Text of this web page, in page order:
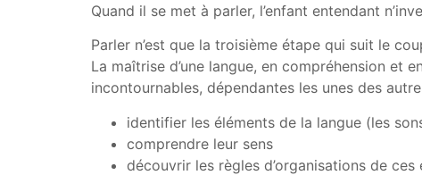
Quand il se met à parler, l’enfant entendant
Parler n’est que la troisième étape qui suit le
La maîtrise d’une langue, en compréhension et
incontournables, dépendantes les unes des
identifier les éléments de la langue (les
comprendre leur sens
découvrir les règles d’organisations de ces